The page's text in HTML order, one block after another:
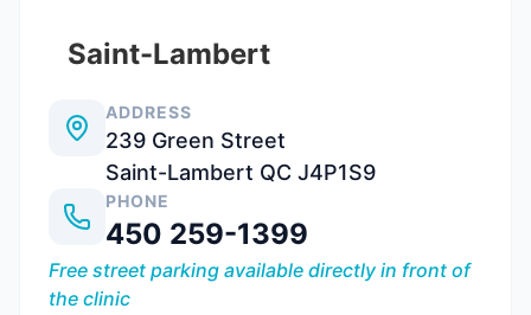
Saint-Lambert
ADDRESS
239 Green Street
Saint-Lambert QC J4P1S9
PHONE
450 259-1399
Free street parking available directly in front of
the clinic